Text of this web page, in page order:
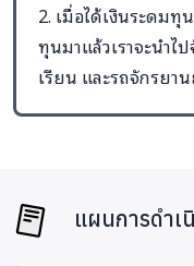
การระดมทุน:ระดมทุน
2. เมื่อได้เงินระดมทุ
ทุนมาแล้วเราจะนำไ
เรียน และรถจักรยา
แผนการดำเ